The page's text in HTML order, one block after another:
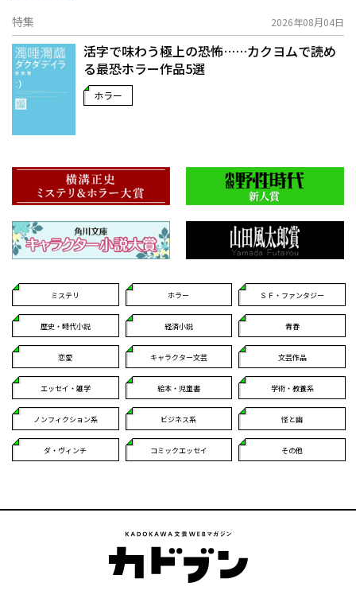
特集 2026年08月04日
活字で味わう極上の恐怖……カクヨムで読め
る最恐ホラー作品5選
ホラー
ミステリ ホラー ＳＦ・ファンタジー
歴史・時代小説 経済小説 青春
恋愛 キャラクター文芸 文芸作品
エッセイ・雑学 絵本・児童書 学術・教養系
ノンフィクション系 ビジネス系 怪と幽
ダ・ヴィンチ コミックエッセイ その他